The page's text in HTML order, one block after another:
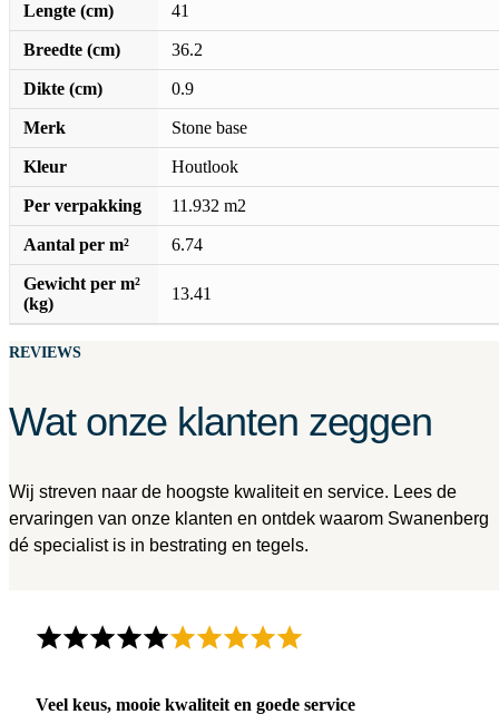
Lengte (cm) 41
Breedte (cm) 36.2
Dikte (cm) 0.9
Merk Stone base
Kleur Houtlook
Per verpakking 11.932 m2
Aantal per m² 6.74
Gewicht per m²
(kg)
13.41
REVIEWS
Wat onze klanten zeggen
Wij streven naar de hoogste kwaliteit en service. Lees de
ervaringen van onze klanten en ontdek waarom Swanenberg
dé specialist is in bestrating en tegels.
Veel keus, mooie kwaliteit en goede service